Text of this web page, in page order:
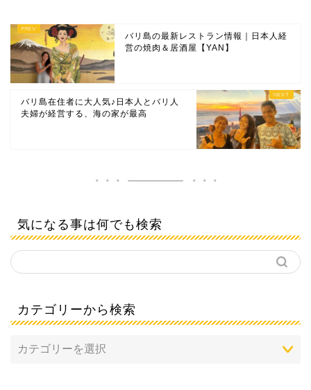
バリ島の最新レストラン情報｜日本人経
営の焼肉＆居酒屋【YAN】
バリ島在住者に大人気♪日本人とバリ人
夫婦が経営する、海の家が最高
気になる事は何でも検索
カテゴリーから検索